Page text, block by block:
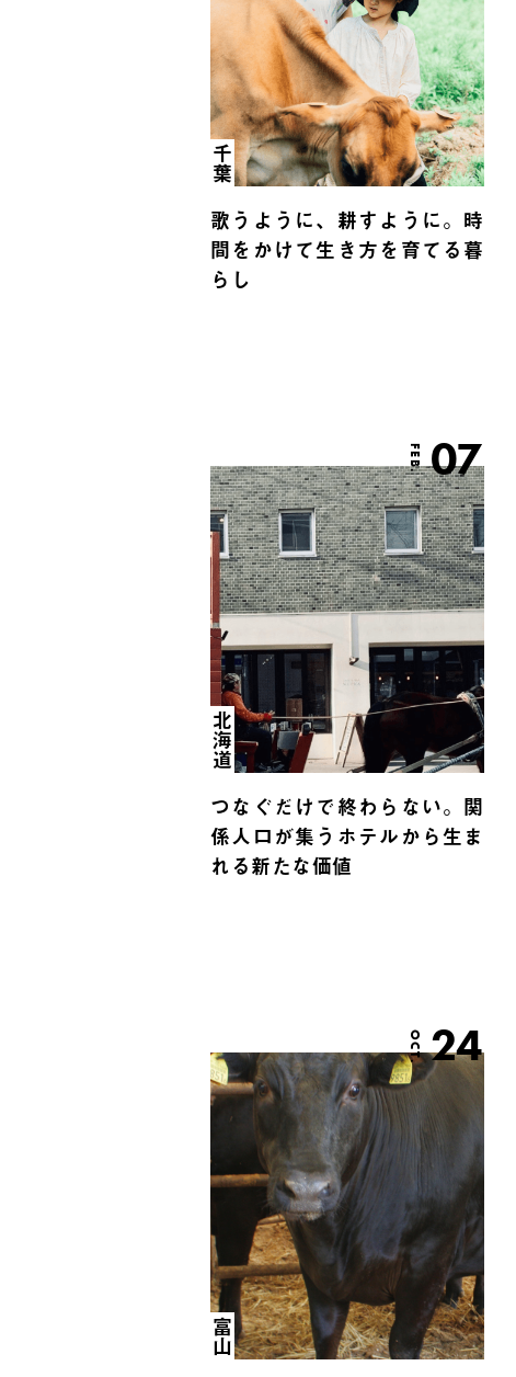
千葉
歌うように、耕すように。時
間をかけて生き方を育てる暮
らし
FEB. 07
北海道
つなぐだけで終わらない。関
係人口が集うホテルから生ま
れる新たな価値
OCT.24
富山